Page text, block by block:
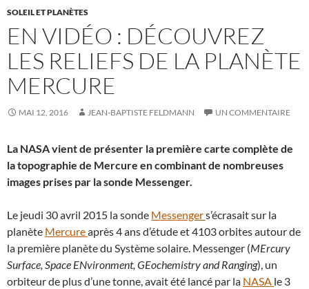
SOLEIL ET PLANÈTES
EN VIDÉO : DÉCOUVREZ
LES RELIEFS DE LA PLANÈTE
MERCURE
MAI 12, 2016 JEAN-BAPTISTE FELDMANN UN COMMENTAIRE
La NASA vient de présenter la première carte complète de
la topographie de Mercure en combinant de nombreuses
images prises par la sonde Messenger.
Le jeudi 30 avril 2015 la sonde Messengers’écrasait sur la
planète Mercureaprès 4 ans d’étude et 4103 orbites autour de
la première planète du Système solaire. Messenger (MErcury
Surface, Space ENvironment, GEochemistry and Ranging), un
orbiteur de plus d’une tonne, avait été lancé par la NASA le 3